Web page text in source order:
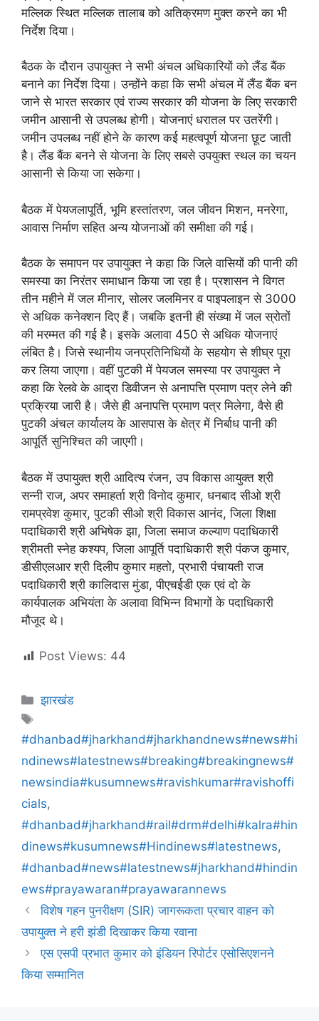
मल्लिक स्थित मल्लिक तालाब को अतिक्रमण मुक्त करने का भी
निर्देश दिया।
बैठक के दौरान उपायुक्त ने सभी अंचल अधिकारियों को लैंड बैंक
बनाने का निर्देश दिया। उन्होंने कहा कि सभी अंचल में लैंड बैंक बन
जाने से भारत सरकार एवं राज्य सरकार की योजना के लिए सरकारी
जमीन आसानी से उपलब्ध होगी। योजनाएं धरातल पर उतरेंगी।
जमीन उपलब्ध नहीं होने के कारण कई महत्वपूर्ण योजना छूट जाती
है। लैंड बैंक बनने से योजना के लिए सबसे उपयुक्त स्थल का चयन
आसानी से किया जा सकेगा।
बैठक में पेयजलापूर्ति, भूमि हस्तांतरण, जल जीवन मिशन, मनरेगा,
आवास निर्माण सहित अन्य योजनाओं की समीक्षा की गई।
बैठक के समापन पर उपायुक्त ने कहा कि जिले वासियों की पानी की
समस्या का निरंतर समाधान किया जा रहा है। प्रशासन ने विगत
तीन महीने में जल मीनार, सोलर जलमिनर व पाइपलाइन से 3000
से अधिक कनेक्शन दिए हैं। जबकि इतनी ही संख्या में जल स्रोतों
की मरम्मत की गई है। इसके अलावा 450 से अधिक योजनाएं
लंबित है। जिसे स्थानीय जनप्रतिनिधियों के सहयोग से शीघ्र पूरा
कर लिया जाएगा। वहीं पुटकी में पेयजल समस्या पर उपायुक्त ने
कहा कि रेलवे के आद्रा डिवीजन से अनापत्ति प्रमाण पत्र लेने की
प्रक्रिया जारी है। जैसे ही अनापत्ति प्रमाण पत्र मिलेगा, वैसे ही
पुटकी अंचल कार्यालय के आसपास के क्षेत्र में निर्बाध पानी की
आपूर्ति सुनिश्चित की जाएगी।
बैठक में उपायुक्त श्री आदित्य रंजन, उप विकास आयुक्त श्री
सन्नी राज, अपर समाहर्ता श्री विनोद कुमार, धनबाद सीओ श्री
रामप्रवेश कुमार, पुटकी सीओ श्री विकास आनंद, जिला शिक्षा
पदाधिकारी श्री अभिषेक झा, जिला समाज कल्याण पदाधिकारी
श्रीमती स्नेह कश्यप, जिला आपूर्ति पदाधिकारी श्री पंकज कुमार,
डीसीएलआर श्री दिलीप कुमार महतो, प्रभारी पंचायती राज
पदाधिकारी श्री कालिदास मुंडा, पीएचईडी एक एवं दो के
कार्यपालक अभियंता के अलावा विभिन्न विभागों के पदाधिकारी
मौजूद थे।
Post Views: 44
झारखंड
#dhanbad#jharkhand#jharkhandnews#news#hi
ndinews#latestnews#breaking#breakingnews#
newsindia#kusumnews#ravishkumar#ravishoffi
cials,
#dhanbad#jharkhand#rail#drm#delhi#kalra#hin
dinews#kusumnews#Hindinews#latestnews,
#dhanbad#news#latestnews#jharkhand#hindin
ews#prayawaran#prayawarannews
विशेष गहन पुनरीक्षण (SIR) जागरूकता प्रचार वाहन को
उपायुक्त ने हरी झंडी दिखाकर किया रवाना
एस एसपी प्रभात कुमार को इंडियन रिपोर्टर एसोसिएशनने
किया सम्मानित